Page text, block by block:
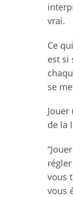
vrai.
Ce
est si
se
de la
vous
vous